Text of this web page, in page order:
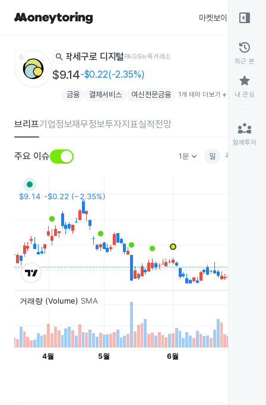
마켓보이스
star search 팍세구로 디지털 PAGS뉴욕거래소
$9.14-$0.22(-2.35%)
금융 결제서비스 여신전문금융 1개 테마 더보기 add
브리프기업정보재무정보투자지표실적전망
주요 이슈 1분keyboard_arrow_down 일 주
right_panel_open
history
최근 본
star
내 관심
partner_exchange
함께투자